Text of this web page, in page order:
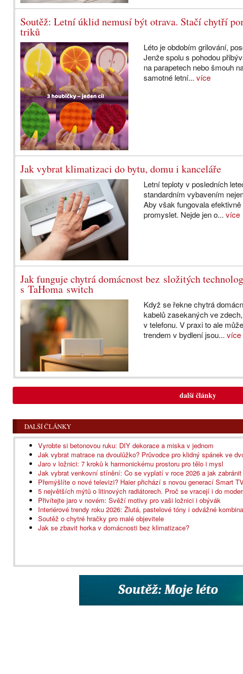
Soutěž: Letní úklid nemusí být otrava. Stačí chytří
triků
Léto je obdobím grilování,
Jenže spolu s pohodou
na parapetech nebo šmouh
samotné letní...více
Jak vybrat klimatizaci do bytu, domu i kanceláře
Letní teploty v posledních
standardním vybavením
Aby však fungovala
promyslet. Nejde jen o...více
Jak funguje chytrá domácnost bez složitých
s TaHoma switch
Když se řekne chytrá
kabelů zasekaných ve
v telefonu. V praxi to ale
trendem v bydlení jsou...více
další články
DALŠÍ ČLÁNKY
Vyrobte si betonovou ruku: DIY dekorace a miska v jednom
Jak vybrat matrace na dvoulůžko? Průvodce pro klidný spánek ve
Jaro v ložnici: 7 kroků k harmonickému prostoru pro tělo i mysl
Jak vybrat venkovní stínění: Co se vyplatí v roce 2026 a jak
Přemýšlíte o nové televizi? Haier přichází s novou generací Smart
5 největších mýtů o litinových radiátorech. Proč se vracejí i do
Přivítejte jaro v novém: Svěží motivy pro vaši ložnici i obývák
Interiérové trendy roku 2026: Žlutá, pastelové tóny i odvážné
Soutěž o chytré hračky pro malé objevitele
Jak se zbavit horka v domácnosti bez klimatizace?